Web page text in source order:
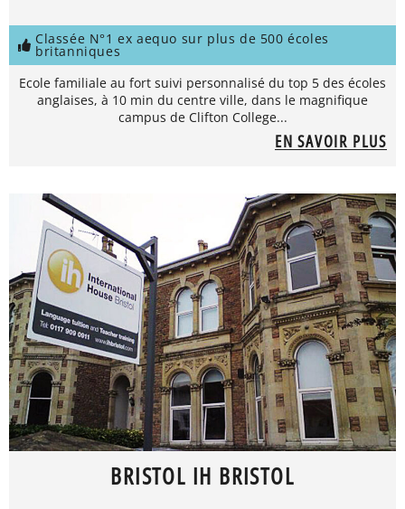
Classée N°1 ex aequo sur plus de 500 écoles
britanniques
Ecole familiale au fort suivi personnalisé du top 5 des écoles
anglaises, à 10 min du centre ville, dans le magnifique
campus de Clifton College...
EN SAVOIR PLUS
BRISTOL IH BRISTOL